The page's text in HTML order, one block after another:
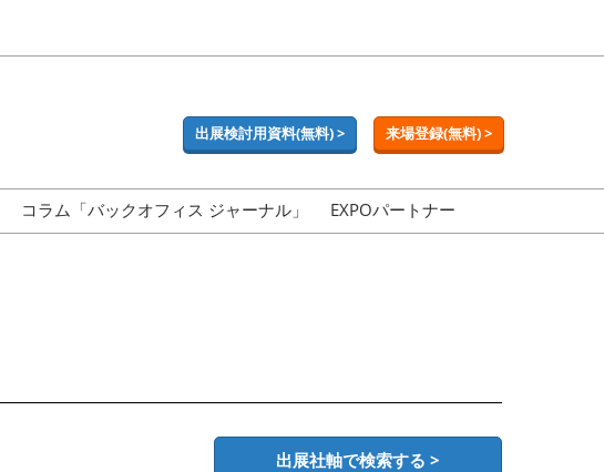
出展検討用資料(無料) > 来場登録(無料) >
コラム「バックオフィス ジャーナル」 EXPOパートナー
出展社軸で検索する >